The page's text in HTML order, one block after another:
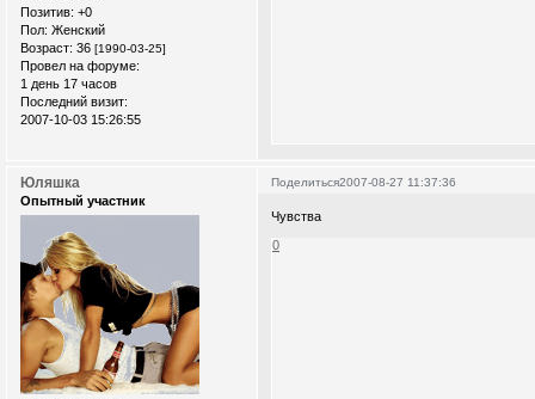
Позитив: +0
Пол: Женский
Возраст: 36 [1990-03-25]
Провел на форуме:
1 день 17 часов
Последний визит:
2007-10-03 15:26:55
Поделиться2007-08-27 11:37:36
Юляшка
Опытный участник
Чувства
0